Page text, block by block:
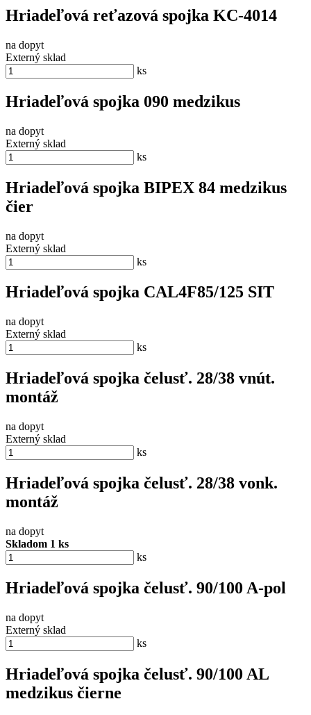
Hriadeľová reťazová spojka KC-4014
na dopyt
Externý sklad
ks
Hriadeľová spojka 090 medzikus
na dopyt
Externý sklad
ks
Hriadeľová spojka BIPEX 84 medzikus
čier
na dopyt
Externý sklad
ks
Hriadeľová spojka CAL4F85/125 SIT
na dopyt
Externý sklad
ks
Hriadeľová spojka čelusť. 28/38 vnút.
montáž
na dopyt
Externý sklad
ks
Hriadeľová spojka čelusť. 28/38 vonk.
montáž
na dopyt
Skladom 1 ks
ks
Hriadeľová spojka čelusť. 90/100 A-pol
na dopyt
Externý sklad
ks
Hriadeľová spojka čelusť. 90/100 AL
medzikus čierne